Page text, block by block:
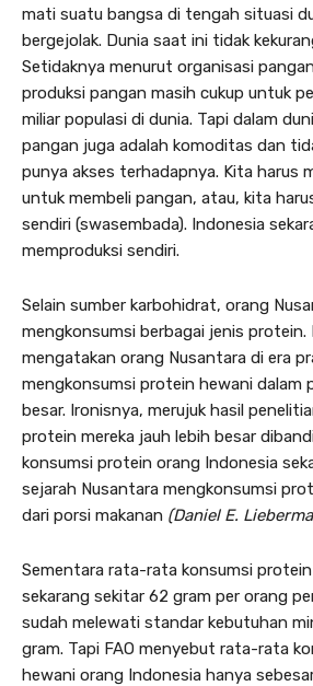
mati suatu bangsa di tengah situasi
bergejolak. Dunia saat ini tidak
Setidaknya menurut organisasi
produksi pangan masih cukup untuk
miliar populasi di dunia. Tapi dalam
pangan juga adalah komoditas dan
punya akses terhadapnya. Kita harus
untuk membeli pangan, atau, kita
sendiri (swasembada). Indonesia
memproduksi sendiri.
Selain sumber karbohidrat, orang
mengkonsumsi berbagai jenis protein.
mengatakan orang Nusantara di era
mengkonsumsi protein hewani dalam
besar. Ironisnya, merujuk hasil
protein mereka jauh lebih besar
konsumsi protein orang Indonesia
sejarah Nusantara mengkonsumsi
dari porsi makanan (Daniel E.
Sementara rata-rata konsumsi
sekarang sekitar 62 gram per orang
sudah melewati standar kebutuhan
gram. Tapi FAO menyebut rata-rata
hewani orang Indonesia hanya